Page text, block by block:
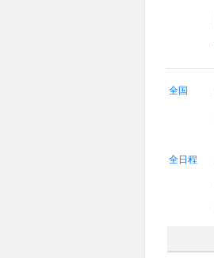
全国
全日程